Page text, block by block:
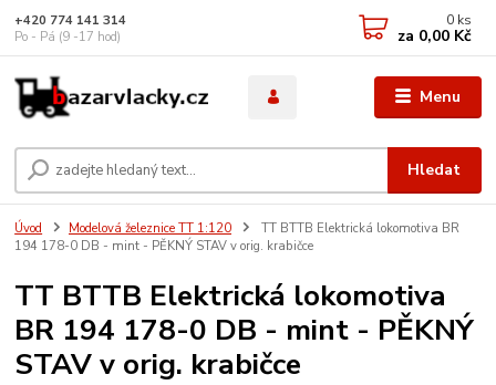
Menu
Hledat
+420 774 141 314
Po - Pá (9 -17 hod)
0 ks
za 0,00 Kč
Úvod Modelová železnice TT 1:120
TT BTTB Elektrická lokomotiva BR
194 178-0 DB - mint - PĚKNÝ STAV v orig. krabičce
TT BTTB Elektrická lokomotiva
BR 194 178-0 DB - mint - PĚKNÝ
STAV v orig. krabičce